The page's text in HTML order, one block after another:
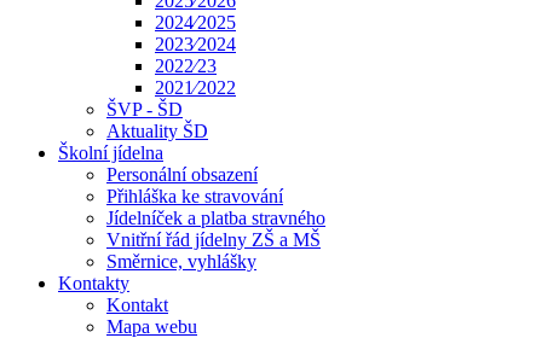
2024⁄2025
2023⁄2024
2022⁄23
2021⁄2022
ŠVP - ŠD
Aktuality ŠD
Školní jídelna
Personální obsazení
Přihláška ke stravování
Jídelníček a platba stravného
Vnitřní řád jídelny ZŠ a MŠ
Směrnice, vyhlášky
Kontakty
Kontakt
Mapa webu